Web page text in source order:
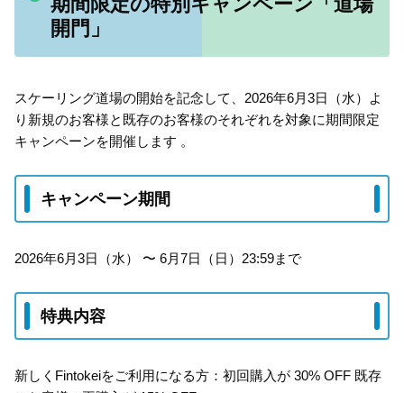
開門」
スケーリング道場の開始を記念して、2026年6月3日（水）よ
り新規のお客様と既存のお客様のそれぞれを対象に期間限定
キャンペーンを開催します 。
キャンペーン期間
2026年6月3日（水） 〜 6月7日（日）23:59まで
特典内容
新しくFintokeiをご利用になる方：初回購入が 30% OFF 既存